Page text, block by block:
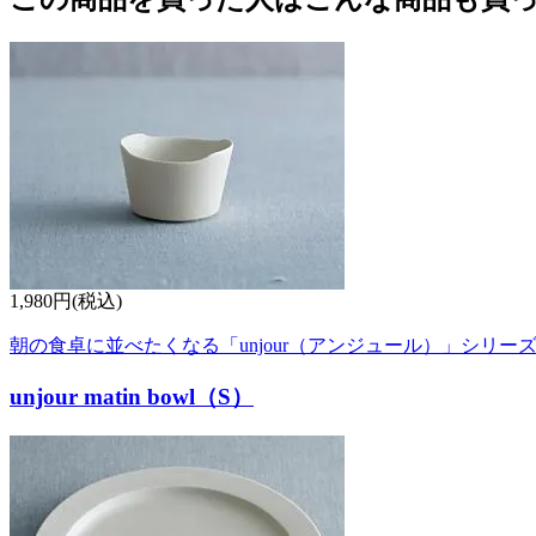
1,980円(税込)
朝の食卓に並べたくなる「unjour（アンジュール）」シリー
unjour matin bowl（S）